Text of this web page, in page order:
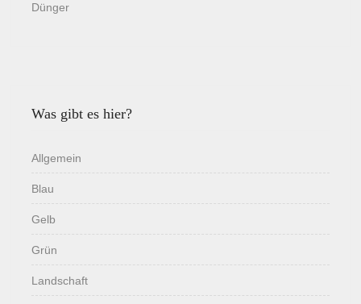
Dünger
Was gibt es hier?
Allgemein
Blau
Gelb
Grün
Landschaft